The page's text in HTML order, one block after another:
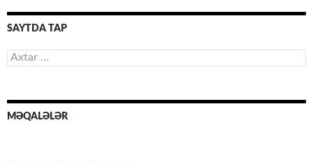
SAYTDA TAP
Axtarış:
MƏQALƏLƏR